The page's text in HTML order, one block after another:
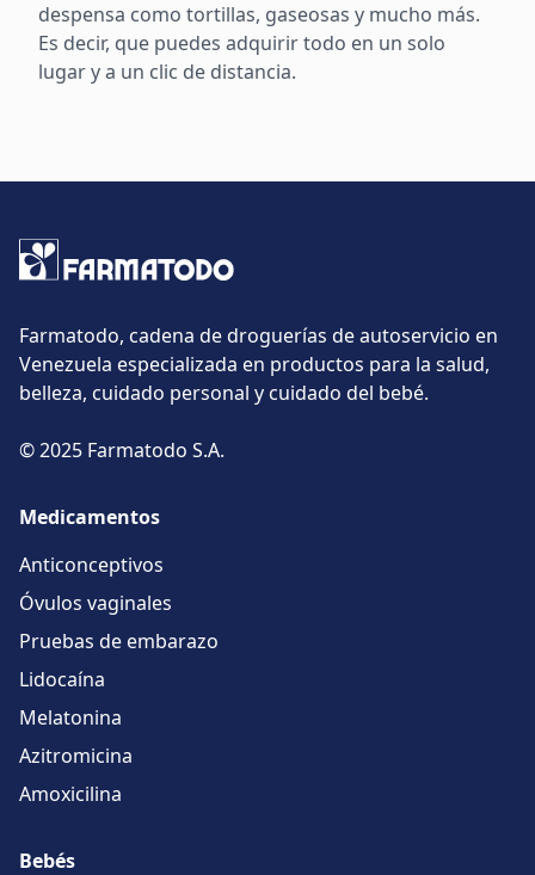
despensa como tortillas, gaseosas y mucho más.
Es decir, que puedes adquirir todo en un solo
lugar y a un clic de distancia.
Farmatodo, cadena de droguerías de autoservicio en
Venezuela especializada en productos para la salud,
belleza, cuidado personal y cuidado del bebé.
© 2025 Farmatodo S.A.
Medicamentos
Anticonceptivos
Óvulos vaginales
Pruebas de embarazo
Lidocaína
Melatonina
Azitromicina
Amoxicilina
Bebés